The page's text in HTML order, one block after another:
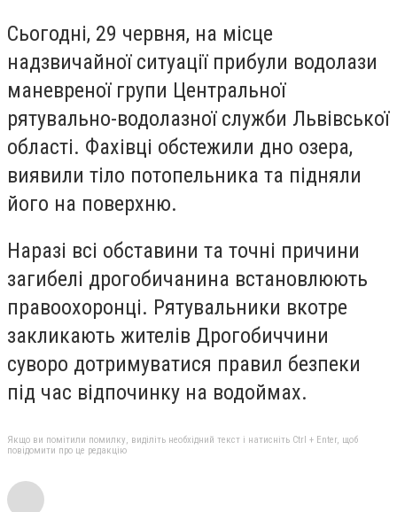
Сьогодні, 29 червня, на місце
надзвичайної ситуації прибули водолази
маневреної групи Центральної
рятувально-водолазної служби Львівської
області. Фахівці обстежили дно озера,
виявили тіло потопельника та підняли
його на поверхню.
Наразі всі обставини та точні причини
загибелі дрогобичанина встановлюють
правоохоронці. Рятувальники вкотре
закликають жителів Дрогобиччини
суворо дотримуватися правил безпеки
під час відпочинку на водоймах.
Якщо ви помітили помилку, виділіть необхідний текст і натисніть Ctrl + Enter, щоб
повідомити про це редакцію